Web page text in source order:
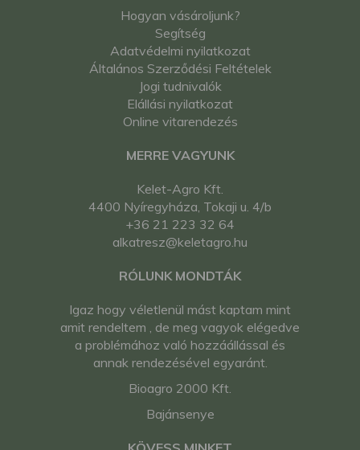
Iseki TL2800 japán
kistraktor
Iseki TL3200 japán
kistraktor
Iseki TL3200F japán
kistraktor
Iseki TL3700 japán
Iseki TL4000 japán
Iseki TS2000 japán
kistraktor
Iseki TS2200 japán
kistraktor
kistraktor
kistraktor
Iseki TS2510F japán
kistraktor
Iseki TS2810 japán
Iseki TS3110 japán
kistraktor
Hogyan vásároljunk?
Segítség
Adatvédelmi nyilatkozat
Általános Szerződési Feltételek
Jogi tudnivalók
Elállási nyilatkozat
Online vitarendezés
MERRE VAGYUNK
Kelet-Agro Kft.
4400 Nyíregyháza, Tokaji u. 4/b
+36 21 223 32 64
alkatresz@keletagro.hu
RÓLUNK MONDTÁK
Igaz hogy véletlenül mást kaptam mint
amit rendeltem , de meg vagyok elégedve
a problémához való hozzáállással és
annak rendezésével egyaránt.
Bioagro 2000 Kft.
Bajánsenye